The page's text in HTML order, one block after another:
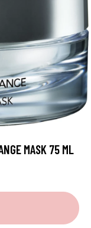
MASK 75 ML